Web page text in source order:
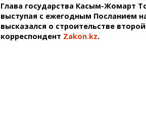
Глава государства Касым-Жомарт
выступая с ежегодным Посланием
высказался о строительстве
корреспондент Zakon.kz.